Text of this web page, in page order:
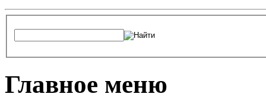
Главное меню